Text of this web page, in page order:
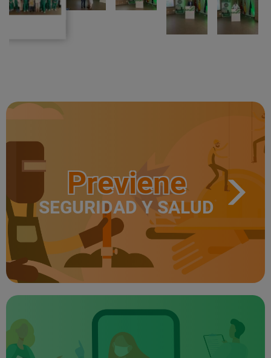
Previene
SEGURIDAD Y SALUD